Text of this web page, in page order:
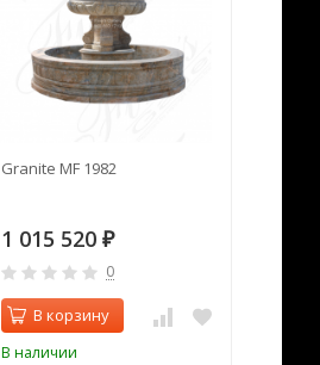
Granite MF 1982
1 015 520 ₽
0
В корзину
В наличии